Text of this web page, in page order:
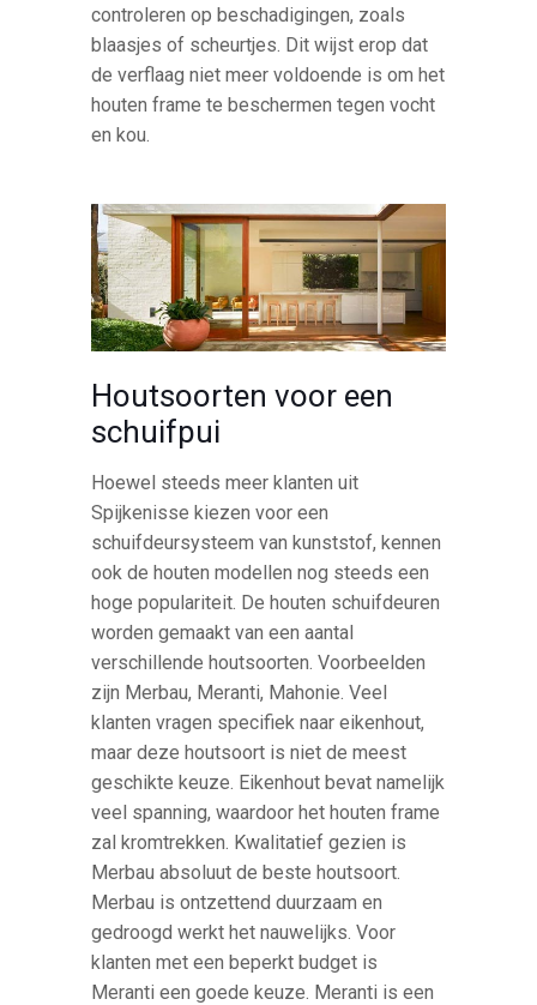
controleren op beschadigingen, zoals
blaasjes of scheurtjes. Dit wijst erop dat
de verflaag niet meer voldoende is om het
houten frame te beschermen tegen vocht
en kou.
Houtsoorten voor een
schuifpui
Hoewel steeds meer klanten uit
Spijkenisse kiezen voor een
schuifdeursysteem van kunststof, kennen
ook de houten modellen nog steeds een
hoge populariteit. De houten schuifdeuren
worden gemaakt van een aantal
verschillende houtsoorten. Voorbeelden
zijn Merbau, Meranti, Mahonie. Veel
klanten vragen specifiek naar eikenhout,
maar deze houtsoort is niet de meest
geschikte keuze. Eikenhout bevat namelijk
veel spanning, waardoor het houten frame
zal kromtrekken. Kwalitatief gezien is
Merbau absoluut de beste houtsoort.
Merbau is ontzettend duurzaam en
gedroogd werkt het nauwelijks. Voor
klanten met een beperkt budget is
Meranti een goede keuze. Meranti is een